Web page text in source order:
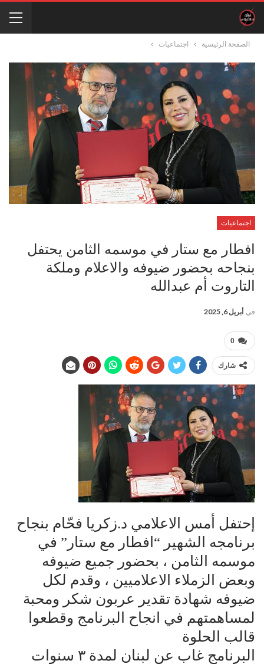
الصفحة الرئيسية اجتماعيات
اجتماعيات
افطار مع ستار في موسمه الثامن يحتفل
بنجاحه بحضور ضيوفه والاعلام وملكة
التاروت أم عبدالله
في أبريل 6, 2025
0
شارك
إحتفل أمس الاعلامي د.زكريا فحّام بنجاح
برنامجه الشهير “افطار مع ستار” في
موسمه الثامن ، بحضور جميع ضيوفه
وبعض الزملاء الاعلاميين ، وقدم لكل
ضيوفه شهادة تقدير عربون شكر ومحبة
لمساهمتهم في انجاح البرنامج وقطعوا
قالب الحلوة
البرنامج غاب عن لبنان لمدة ٣ سنوات